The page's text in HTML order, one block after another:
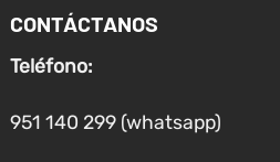
opciones
se
elegir
en
CONTÁCTANOS
Teléfono:
951 140 299 (whatsapp)